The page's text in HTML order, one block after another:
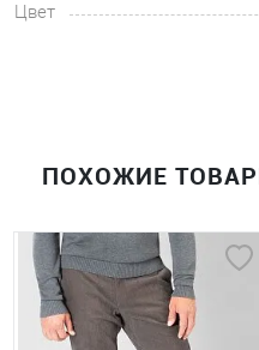
Цвет
ПОХОЖИЕ